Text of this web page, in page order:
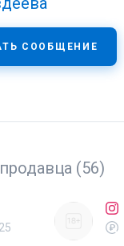
СООБЩЕНИЕ
(56)